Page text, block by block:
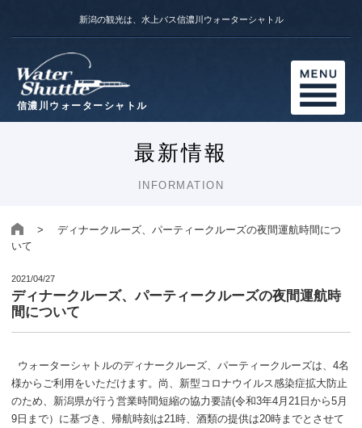
新潟の観光は、水上バス信濃川ウォーターシャトル
信濃川ウォーターシャトル
最新情報
INFORMATION
> ディナークルーズ、パーティークルーズの夜間運航時間につ
いて
2021/04/27
ディナークルーズ、パーティークルーズの夜間運航時
間について
ウォーターシャトルのディナークルーズ、パーティークルーズは、4名
様からご利用をいただけます。尚、新型コロナウイルス感染症拡大防止
のため、新潟県が行う営業時間短縮の協力要請(令和3年4月21日から5月
9日まで）に基づき、帰航時刻は21時、酒類の提供は20時までとさせて